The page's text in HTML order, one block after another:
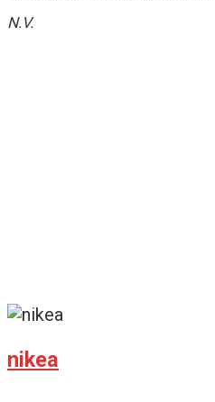
N.V.
nikea